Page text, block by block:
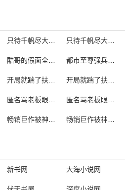
只待千帆尽大结局在线观看 只待千帆尽大结局剧情
酷哥的假面全文免费阅读 都市至尊强兵精彩片段视频
开局就踹了扶弟魔 褚欣欣经典台词 开局就踹了扶弟魔 角色褚欣欣人物介绍
匿名骂老板眼瞎后我被逮了 匿名骂老板眼瞎后我被逮了怎么办
畅销巨作被神偏爱的孩子在线阅读 畅销巨作被神偏爱的孩子是谁
新书网 大海小说网